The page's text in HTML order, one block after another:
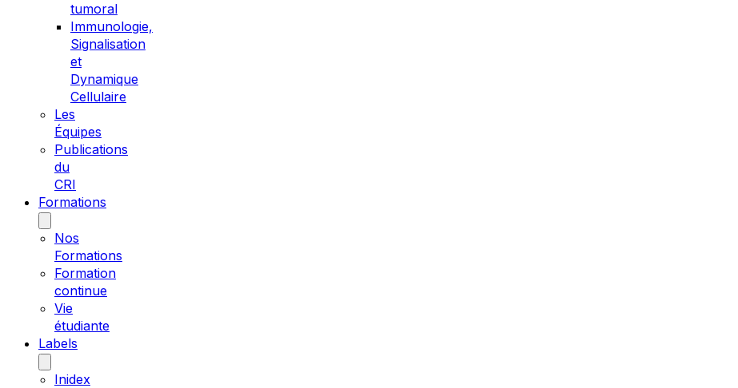
tumoral
Immunologie,
Signalisation
et
Dynamique
Cellulaire
Les
Équipes
Publications
du
CRI
Formations
Nos
Formations
Formation
continue
Vie
étudiante
Labels
Inidex